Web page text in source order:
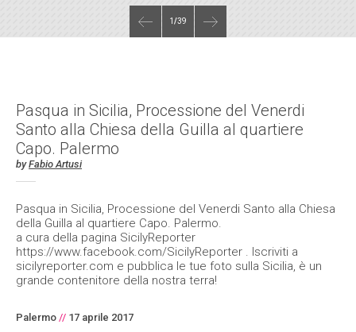
1 /39
Pasqua in Sicilia, Processione del Venerdi
Santo alla Chiesa della Guilla al quartiere
Capo. Palermo
byFabio Artusi
Pasqua in Sicilia, Processione del Venerdi Santo alla Chiesa
della Guilla al quartiere Capo. Palermo.
a cura della pagina SicilyReporter
https://www.facebook.com/SicilyReporter . Iscriviti a
sicilyreporter.com e pubblica le tue foto sulla Sicilia, è un
grande contenitore della nostra terra!
Palermo // 17 aprile 2017